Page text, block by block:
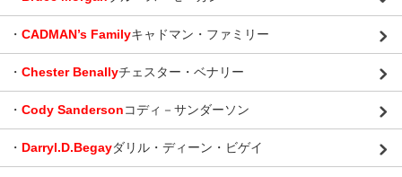
・ CADMAN’s Familyキャドマン・ファミリー
・ Chester Benallyチェスター・ベナリー
・ Cody Sandersonコディ－サンダーソン
・ Darryl.D.Begayダリル・ディーン・ビゲイ